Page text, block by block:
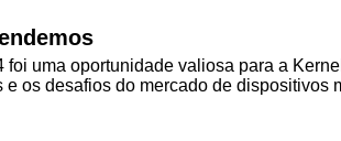
foi uma oportunidade valiosa para a
e os desafios do mercado de